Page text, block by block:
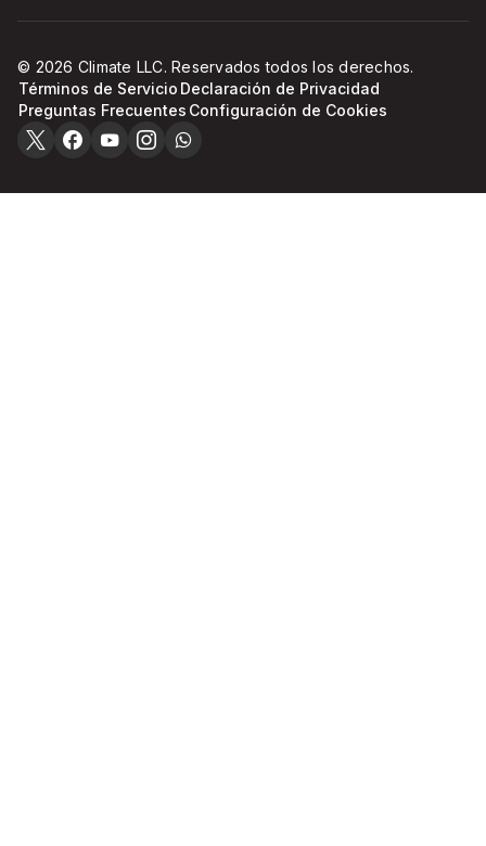
© 2026 Climate LLC. Reservados todos los derechos.
Términos de Servicio Declaración de Privacidad
Preguntas Frecuentes Configuración de Cookies